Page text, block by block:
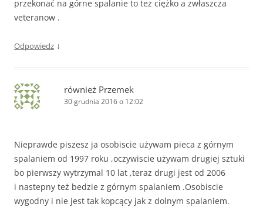
przekonać na górne spalanie to tez ciężko a zwłaszcza
veteranow .
Odpowiedz ↓
również Przemek
30 grudnia 2016 o 12:02
Nieprawde piszesz ja osobiscie używam pieca z górnym
spalaniem od 1997 roku ,oczywiscie używam drugiej sztuki
bo pierwszy wytrzymal 10 lat ,teraz drugi jest od 2006
i nastepny też bedzie z górnym spalaniem .Osobiscie
wygodny i nie jest tak kopcący jak z dolnym spalaniem.